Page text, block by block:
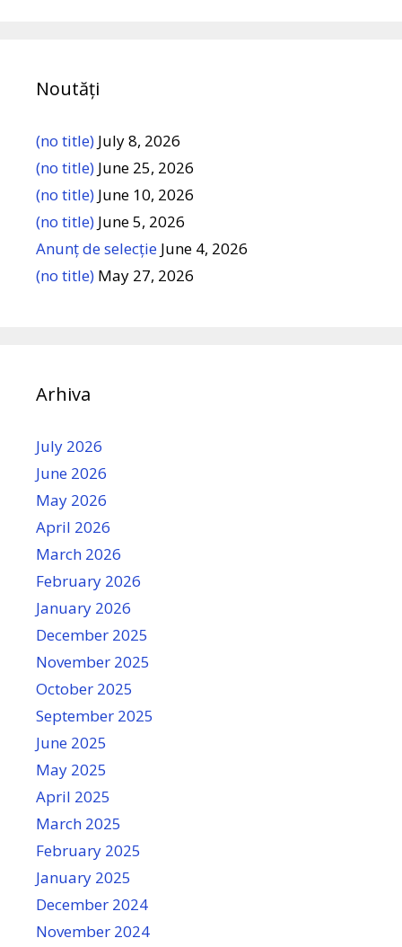
Noutăți
(no title) July 8, 2026
(no title) June 25, 2026
(no title) June 10, 2026
(no title) June 5, 2026
Anunț de selecție June 4, 2026
(no title) May 27, 2026
Arhiva
July 2026
June 2026
May 2026
April 2026
March 2026
February 2026
January 2026
December 2025
November 2025
October 2025
September 2025
June 2025
May 2025
April 2025
March 2025
February 2025
January 2025
December 2024
November 2024